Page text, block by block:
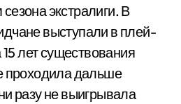
экстралиги. В
выступали в плей-
лет существования
проходила дальше
разу не выигрывала